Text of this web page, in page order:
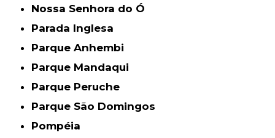
Nossa Senhora do Ó
Parada Inglesa
Parque Anhembi
Parque Mandaqui
Parque Peruche
Parque São Domingos
Pompéia